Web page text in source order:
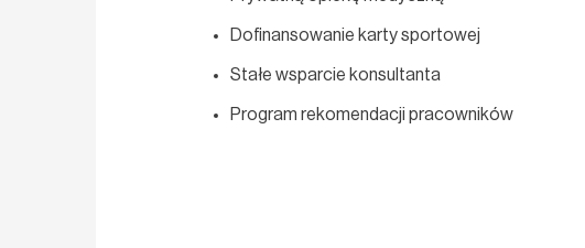
Dofinansowanie karty sportowej
Stałe wsparcie konsultanta
Program rekomendacji pracowników